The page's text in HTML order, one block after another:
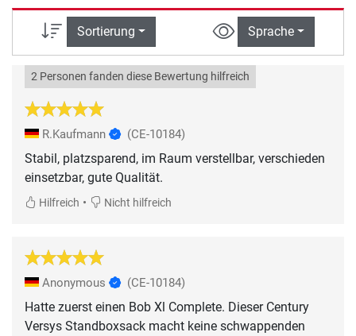
Sortierung Sprache
2 Personen fanden diese Bewertung hilfreich
R.Kaufmann (CE-10184)
Stabil, platzsparend, im Raum verstellbar, verschieden
einsetzbar, gute Qualität.
Hilfreich • Nicht hilfreich
Anonymous (CE-10184)
Hatte zuerst einen Bob Xl Complete. Dieser Century
Versys Standboxsack macht keine schwappenden